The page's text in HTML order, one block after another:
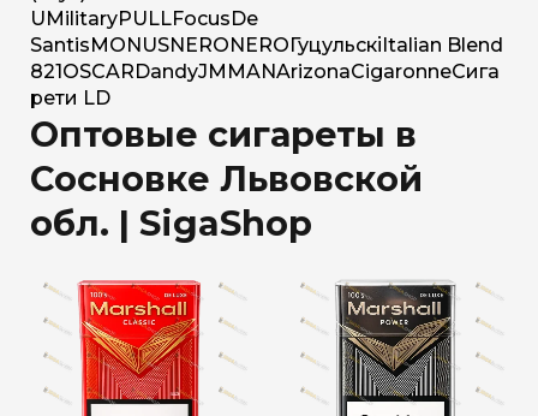
U MilitaryPULLFocus De
Santis MONUSNERO NERO Гуцульскі Italian Blend
821 OSCAR DandyJM MANArizonaCigaronneСига
рети LD
Оптовые сигареты в
Сосновке Львовской
обл. | SigaShop